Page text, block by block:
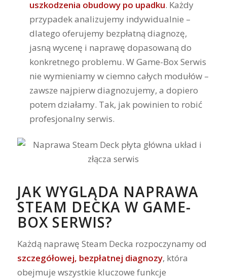
uszkodzenia obudowy po upadku. Każdy
przypadek analizujemy indywidualnie –
dlatego oferujemy bezpłatną diagnozę,
jasną wycenę i naprawę dopasowaną do
konkretnego problemu. W Game-Box Serwis
nie wymieniamy w ciemno całych modułów –
zawsze najpierw diagnozujemy, a dopiero
potem działamy. Tak, jak powinien to robić
profesjonalny serwis.
JAK WYGLĄDA NAPRAWA
STEAM DECKA W GAME-
BOX SERWIS?
Każdą naprawę Steam Decka rozpoczynamy od
szczegółowej, bezpłatnej diagnozy, która
obejmuje wszystkie kluczowe funkcje